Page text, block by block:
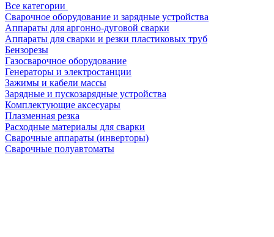
Все категории
Сварочное оборудование и зарядные устройства
Аппараты для аргонно-дуговой сварки
Аппараты для сварки и резки пластиковых труб
Бензорезы
Газосварочное оборудование
Генераторы и электростанции
Зажимы и кабели массы
Зарядные и пускозарядные устройства
Комплектующие аксесуары
Плазменная резка
Расходные материалы для сварки
Сварочные аппараты (инверторы)
Сварочные полуавтоматы